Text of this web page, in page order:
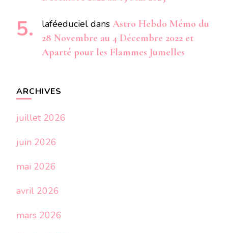
laféeduciel dans Astro Hebdo Mémo du
28 Novembre au 4 Décembre 2022 et
Aparté pour les Flammes Jumelles
ARCHIVES
juillet 2026
juin 2026
mai 2026
avril 2026
mars 2026